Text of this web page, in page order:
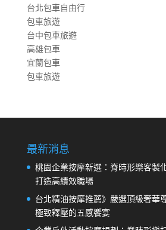
台北包車自由行
包車旅遊
台中包車旅遊
高雄包車
宜蘭包車
包車旅遊
最新消息
桃園企業按摩新選：脊時形樂客製
打造高績效職場
台北精油按摩推薦》嚴選頂級奢華
極致釋壓的五感饗宴